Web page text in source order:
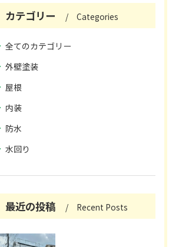
カテゴリー Categories
全てのカテゴリー
外壁塗装
屋根
内装
防水
水回り
最近の投稿 Recent Posts